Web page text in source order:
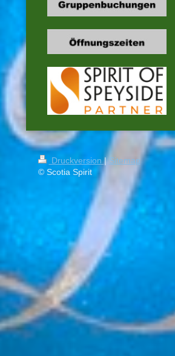
Druckversion| Sitemap
© Scotia Spirit